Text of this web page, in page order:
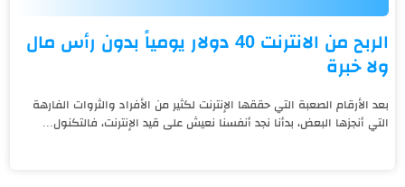
الربح من الانترنت 40 دولار يومياً بدون رأس مال
ولا خبرة
بعد الأرقام الصعبة التي حققها الإنترنت لكثير من الأفراد والثروات الفارهة
التي أنجزها البعض، بدأنا نجد أنفسنا نعيش على قيد الإنترنت، فالتكنول...